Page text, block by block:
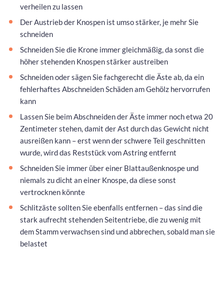
verheilen zu lassen
Der Austrieb der Knospen ist umso stärker, je mehr Sie
schneiden
Schneiden Sie die Krone immer gleichmäßig, da sonst die
höher stehenden Knospen stärker austreiben
Schneiden oder sägen Sie fachgerecht die Äste ab, da ein
fehlerhaftes Abschneiden Schäden am Gehölz hervorrufen
kann
Lassen Sie beim Abschneiden der Äste immer noch etwa 20
Zentimeter stehen, damit der Ast durch das Gewicht nicht
ausreißen kann – erst wenn der schwere Teil geschnitten
wurde, wird das Reststück vom Astring entfernt
Schneiden Sie immer über einer Blattaußenknospe und
niemals zu dicht an einer Knospe, da diese sonst
vertrocknen könnte
Schlitzäste sollten Sie ebenfalls entfernen – das sind die
stark aufrecht stehenden Seitentriebe, die zu wenig mit
dem Stamm verwachsen sind und abbrechen, sobald man sie
belastet